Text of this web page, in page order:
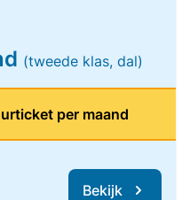
(tweede klas, dal)
per maand
Bekijk